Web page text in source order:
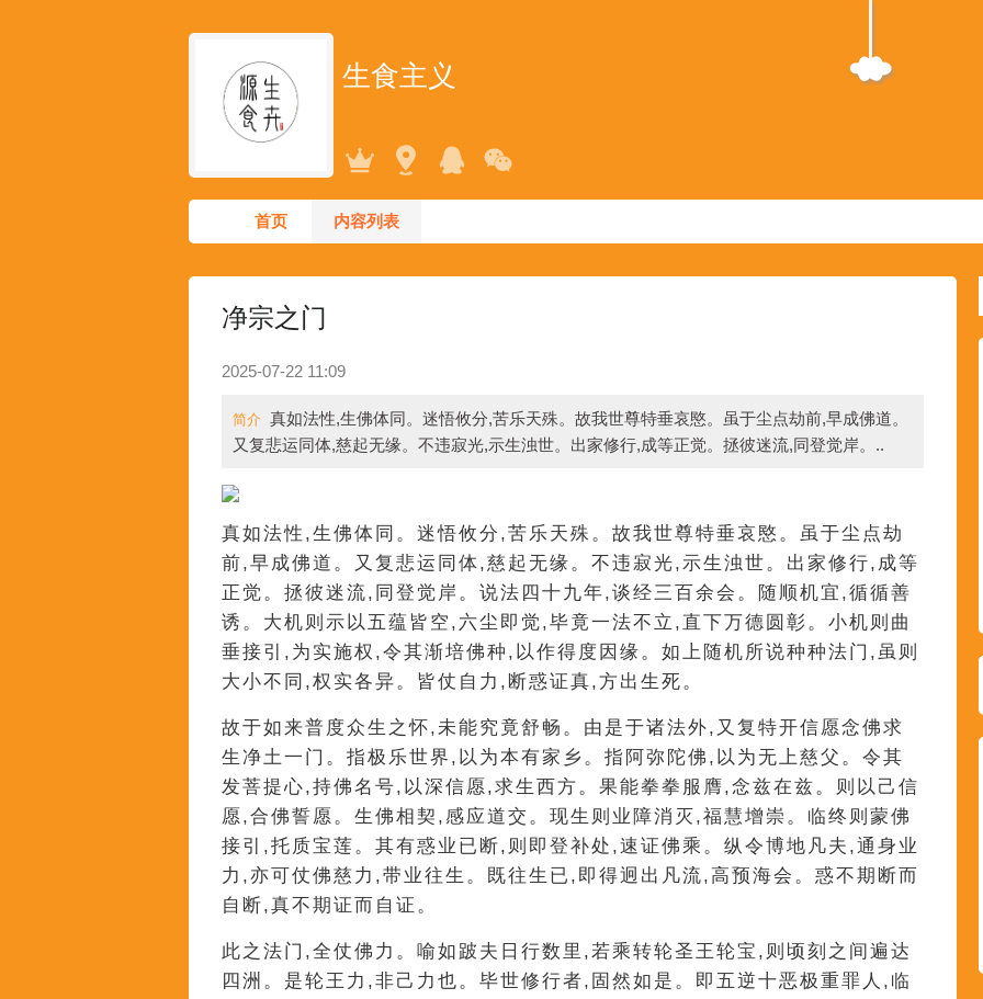
生食主义
首页 内容列表
净宗之门
2025-07-22 11:09
简介 真如法性,生佛体同。迷悟攸分,苦乐天殊。故我世尊特垂哀愍。虽于尘点劫前,早成佛道。
又复悲运同体,慈起无缘。不违寂光,示生浊世。出家修行,成等正觉。拯彼迷流,同登觉岸。..
真如法性,生佛体同。迷悟攸分,苦乐天殊。故我世尊特垂哀愍。虽于尘点劫
前,早成佛道。又复悲运同体,慈起无缘。不违寂光,示生浊世。出家修行,成等
正觉。拯彼迷流,同登觉岸。说法四十九年,谈经三百余会。随顺机宜,循循善
诱。大机则示以五蕴皆空,六尘即觉,毕竟一法不立,直下万德圆彰。小机则曲
垂接引,为实施权,令其渐培佛种,以作得度因缘。如上随机所说种种法门,虽则
大小不同,权实各异。皆仗自力,断惑证真,方出生死。
故于如来普度众生之怀,未能究竟舒畅。由是于诸法外,又复特开信愿念佛求
生净土一门。指极乐世界,以为本有家乡。指阿弥陀佛,以为无上慈父。令其
发菩提心,持佛名号,以深信愿,求生西方。果能拳拳服膺,念兹在兹。则以己信
愿,合佛誓愿。生佛相契,感应道交。现生则业障消灭,福慧增崇。临终则蒙佛
接引,托质宝莲。其有惑业已断,则即登补处,速证佛乘。纵令博地凡夫,通身业
力,亦可仗佛慈力,带业往生。既往生已,即得迥出凡流,高预海会。惑不期断而
自断,真不期证而自证。
此之法门,全仗佛力。喻如跛夫日行数里,若乘转轮圣王轮宝,则顷刻之间遍达
四洲。是轮王力,非己力也。毕世修行者,固然如是。即五逆十恶极重罪人,临